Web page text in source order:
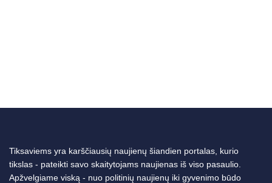
Tiksaviems yra karščiausių naujienų šiandien portalas, kurio
tikslas - pateikti savo skaitytojams naujienas iš viso pasaulio.
Apžvelgiame viską - nuo politinių naujienų iki gyvenimo būdo